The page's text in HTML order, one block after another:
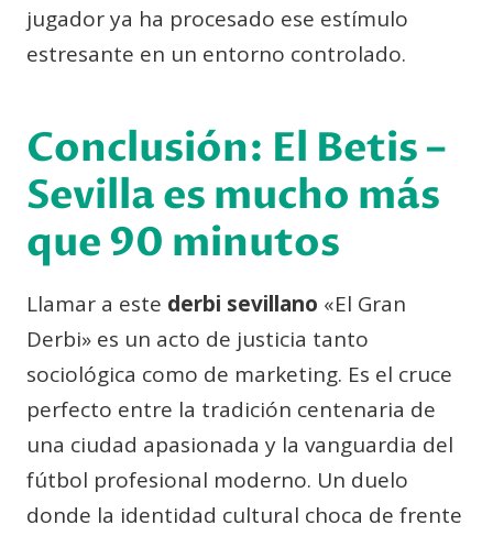
jugador ya ha procesado ese estímulo
estresante en un entorno controlado.
Conclusión: El Betis –
Sevillaes mucho más
que 90 minutos
Llamar a este derbi sevillano «El Gran
Derbi» es un acto de justicia tanto
sociológica como de marketing. Es el cruce
perfecto entre la tradición centenaria de
una ciudad apasionada y la vanguardia del
fútbol profesional moderno. Un duelo
donde la identidad cultural choca de frente